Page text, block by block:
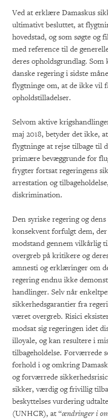
Ved at erklære Damaskus
ultimativt besluttet, at
hovedstad, og som søgte og
med reference til de
deres opholdsgrundlag.
danske regering i sidste
flygtninge om, at de ikke vil
opholdstilladelser.
Selvom aktive
maj 2018, betyder det ikke,
flygtninge at rejse tilbage til
primære bevæggrunde for
frygter fortsat regeringens
arrestation og
diskrimination.
Den syriske regering og
konsekvent forfulgt dem,
modstand gennem vilkårlig
overgreb på kritikere og
amnesti og erklæringer om
regering endnu ikke
handlinger. Selv når
sikkerhedsgarantier fra
været overgreb. Risici
modsat sig regeringen idet
illoyale, og kan resultere i
tilbageholdelse. Forværrede
forhold i og omkring
og forværrede
sikker, værdig og frivillig
beskyttelses vurdering
(UNHCR), at “ændringer i